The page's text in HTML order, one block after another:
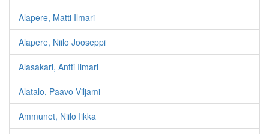
Alapere, Matti Ilmari
Alapere, Niilo Jooseppi
Alasakari, Antti Ilmari
Alatalo, Paavo Viljami
Ammunet, Niilo Iikka